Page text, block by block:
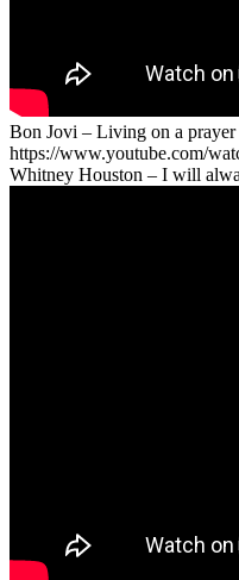
Bon Jovi – Living on a prayer
https://www.youtube.com/
Whitney Houston – I will